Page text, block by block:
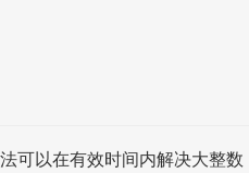
可以在有效时间内解决大整数